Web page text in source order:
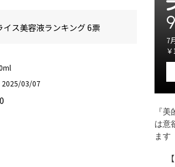
イス美容液ランキング 6票
2025/03/07
9
7
『
は意
ます